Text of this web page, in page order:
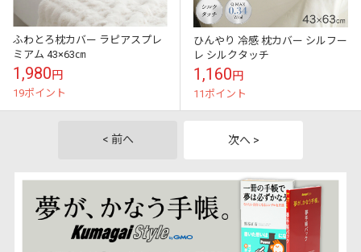
ふわとろ枕カバー ラピアスプレ
ミアム 43×63㎝
1,980円
19ポイント
ひんやり 冷感 枕カバー シルフー
レ シルクタッチ
1,160円
11ポイント
< 前へ 次へ >